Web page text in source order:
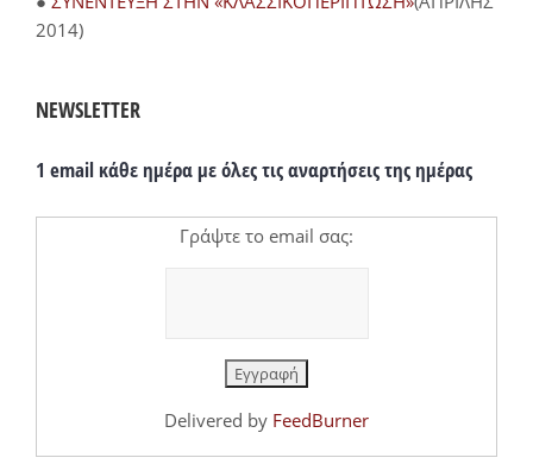
2014)
NEWSLETTER
1 email κάθε ημέρα με όλες τις αναρτήσεις της ημέρας
Γράψτε το email σας:
Delivered by FeedBurner